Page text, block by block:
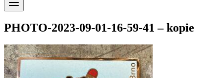
PHOTO-2023-09-01-16-59-41 – kopie